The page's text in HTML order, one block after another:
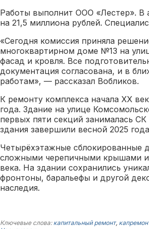
Работы выполнит ООО «Лестер». В
на 21,5 миллиона рублей.
«Сегодня комиссия приняла
многоквартирном доме №13 на
фасад и кровля. Все
документация согласована, и в
работам», — рассказал Вобликов.
К ремонту комплекса начала XX
года. Здание на улице
первых пяти секций занималась
здания завершили весной 2025
Четырёхэтажные сблокированные
сложными черепичными крышами
века. На здании сохранились
фронтоны, баральефы и другой
наследия.
Ключевые слова: капитальный ремонт,